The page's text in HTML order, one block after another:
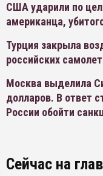
США ударили по
американца,
Турция закрыла
российских
Москва выделила
долларов. В ответ
России обойти
Сейчас на